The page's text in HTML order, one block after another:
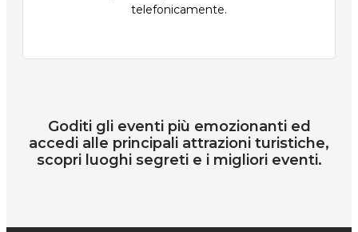
telefonicamente.
Goditi gli eventi più emozionanti ed
accedi alle principali attrazioni turistiche,
scopri luoghi segreti e i migliori eventi.